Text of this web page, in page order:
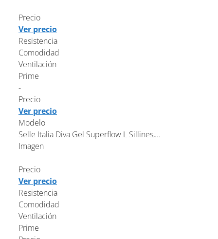
Precio
Ver precio
Resistencia
Comodidad
Ventilación
Prime
-
Precio
Ver precio
Modelo
Selle Italia Diva Gel Superflow L Sillines,...
Imagen
Precio
Ver precio
Resistencia
Comodidad
Ventilación
Prime